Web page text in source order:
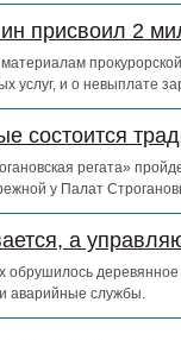
присвоил 2
услуг, и о невыплате
состоится
регата»
у Палат
а
обрушилось
аварийные службы.